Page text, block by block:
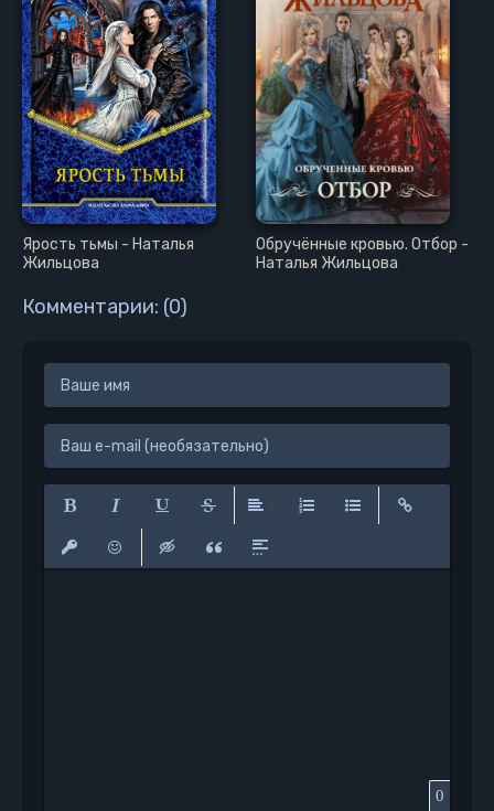
Ярость тьмы - Наталья
Жильцова
Обручённые кровью. Отбор -
Наталья Жильцова
Комментарии: (0)
Полужирный
Курсив Подчеркнутый
0